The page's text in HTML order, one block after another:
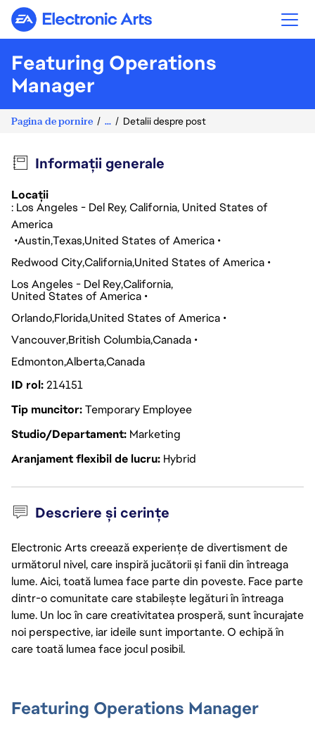
Electronic Arts
Featuring Operations
Manager
Pagina de pornire ... Detalii despre post
Informații generale
Locații
: Los Angeles - Del Rey, California, United States of
America
AustinTexas United States of America
Redwood CityCaliforniaUnited States of America
Los Angeles - Del ReyCalifornia
United States of America
OrlandoFloridaUnited States of America
VancouverBritish ColumbiaCanada
EdmontonAlbertaCanada
ID rol214151
Tip muncitorTemporary Employee
Studio/Departament Marketing
Aranjament flexibil de lucru Hybrid
Descriere și cerințe
Electronic Arts creează experiențe de divertisment de
următorul nivel, care inspiră jucătorii și fanii din întreaga
lume. Aici, toată lumea face parte din poveste. Face parte
dintr-o comunitate care stabilește legături în întreaga
lume. Un loc în care creativitatea prosperă, sunt încurajate
noi perspective, iar ideile sunt importante. O echipă în
care toată lumea face jocul posibil.
Featuring Operations Manager